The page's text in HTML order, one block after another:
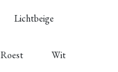
Lichtbeige
Roest Wit